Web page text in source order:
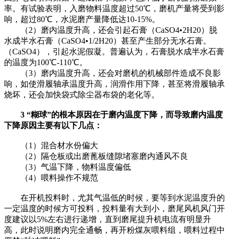
率。有试验表明，入磨物料温度超过50℃，磨机产量将受到影
响，超过80℃，水泥磨产量降低达10-15%。
（2）磨内温度升高，还会引起石膏（CaSO4•2H20）脱
水成半水石膏（CaSO4•1/2H20）甚至产生部分无水石膏。
（CaSO4），引起水泥假凝。普遍认为，石膏脱水成半水石膏
的温度为100℃-110℃。
（3）磨内温度升高，还会对磨机的机械部件造成不良影
响，如使滑履轴承温度升高，润滑作用下降，甚至将滑履轴承
烧坏，还会加快袋式除尘器布袋的老化等。
3 “糊球”的根本原因在于磨内温度下降，而导致磨内温度
下降原因主要有以下几点：
（1）混合材水份偏大
（2）隔仓板或出磨蓖板缝隙堵塞磨内通风不良
（3）气温下降，物料温度偏低
（4）喂料操作不规范
在开机投料时，尤其气温低的时候，要等到水泥温度升的
一定温度的时候方可投料，投料量有大到小，磨尾风机风门开
度建议以5%左右进行递增，直到磨尾提升机电流有明显升
高，此时说明磨内完全通畅，再开粉煤灰喂料组，喂料过程中